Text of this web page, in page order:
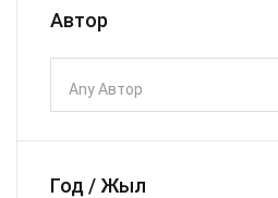
Автор
Any Автор
Год / Жыл